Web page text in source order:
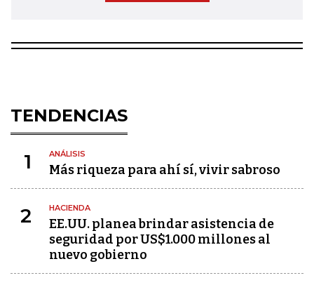
TENDENCIAS
1 ANÁLISIS
Más riqueza para ahí sí, vivir sabroso
2 HACIENDA
EE.UU. planea brindar asistencia de
seguridad por US$1.000 millones al
nuevo gobierno